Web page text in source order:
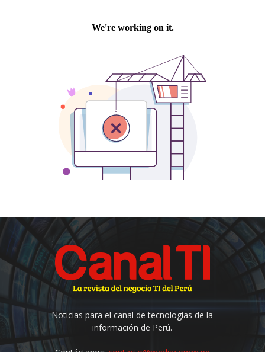
Noticias para el canal de tecnologías de la
información de Perú.